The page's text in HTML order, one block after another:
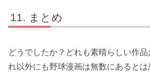
まとめ
どうでしたか？どれも素晴らしい作
れ以外にも野球漫画は無数にあると